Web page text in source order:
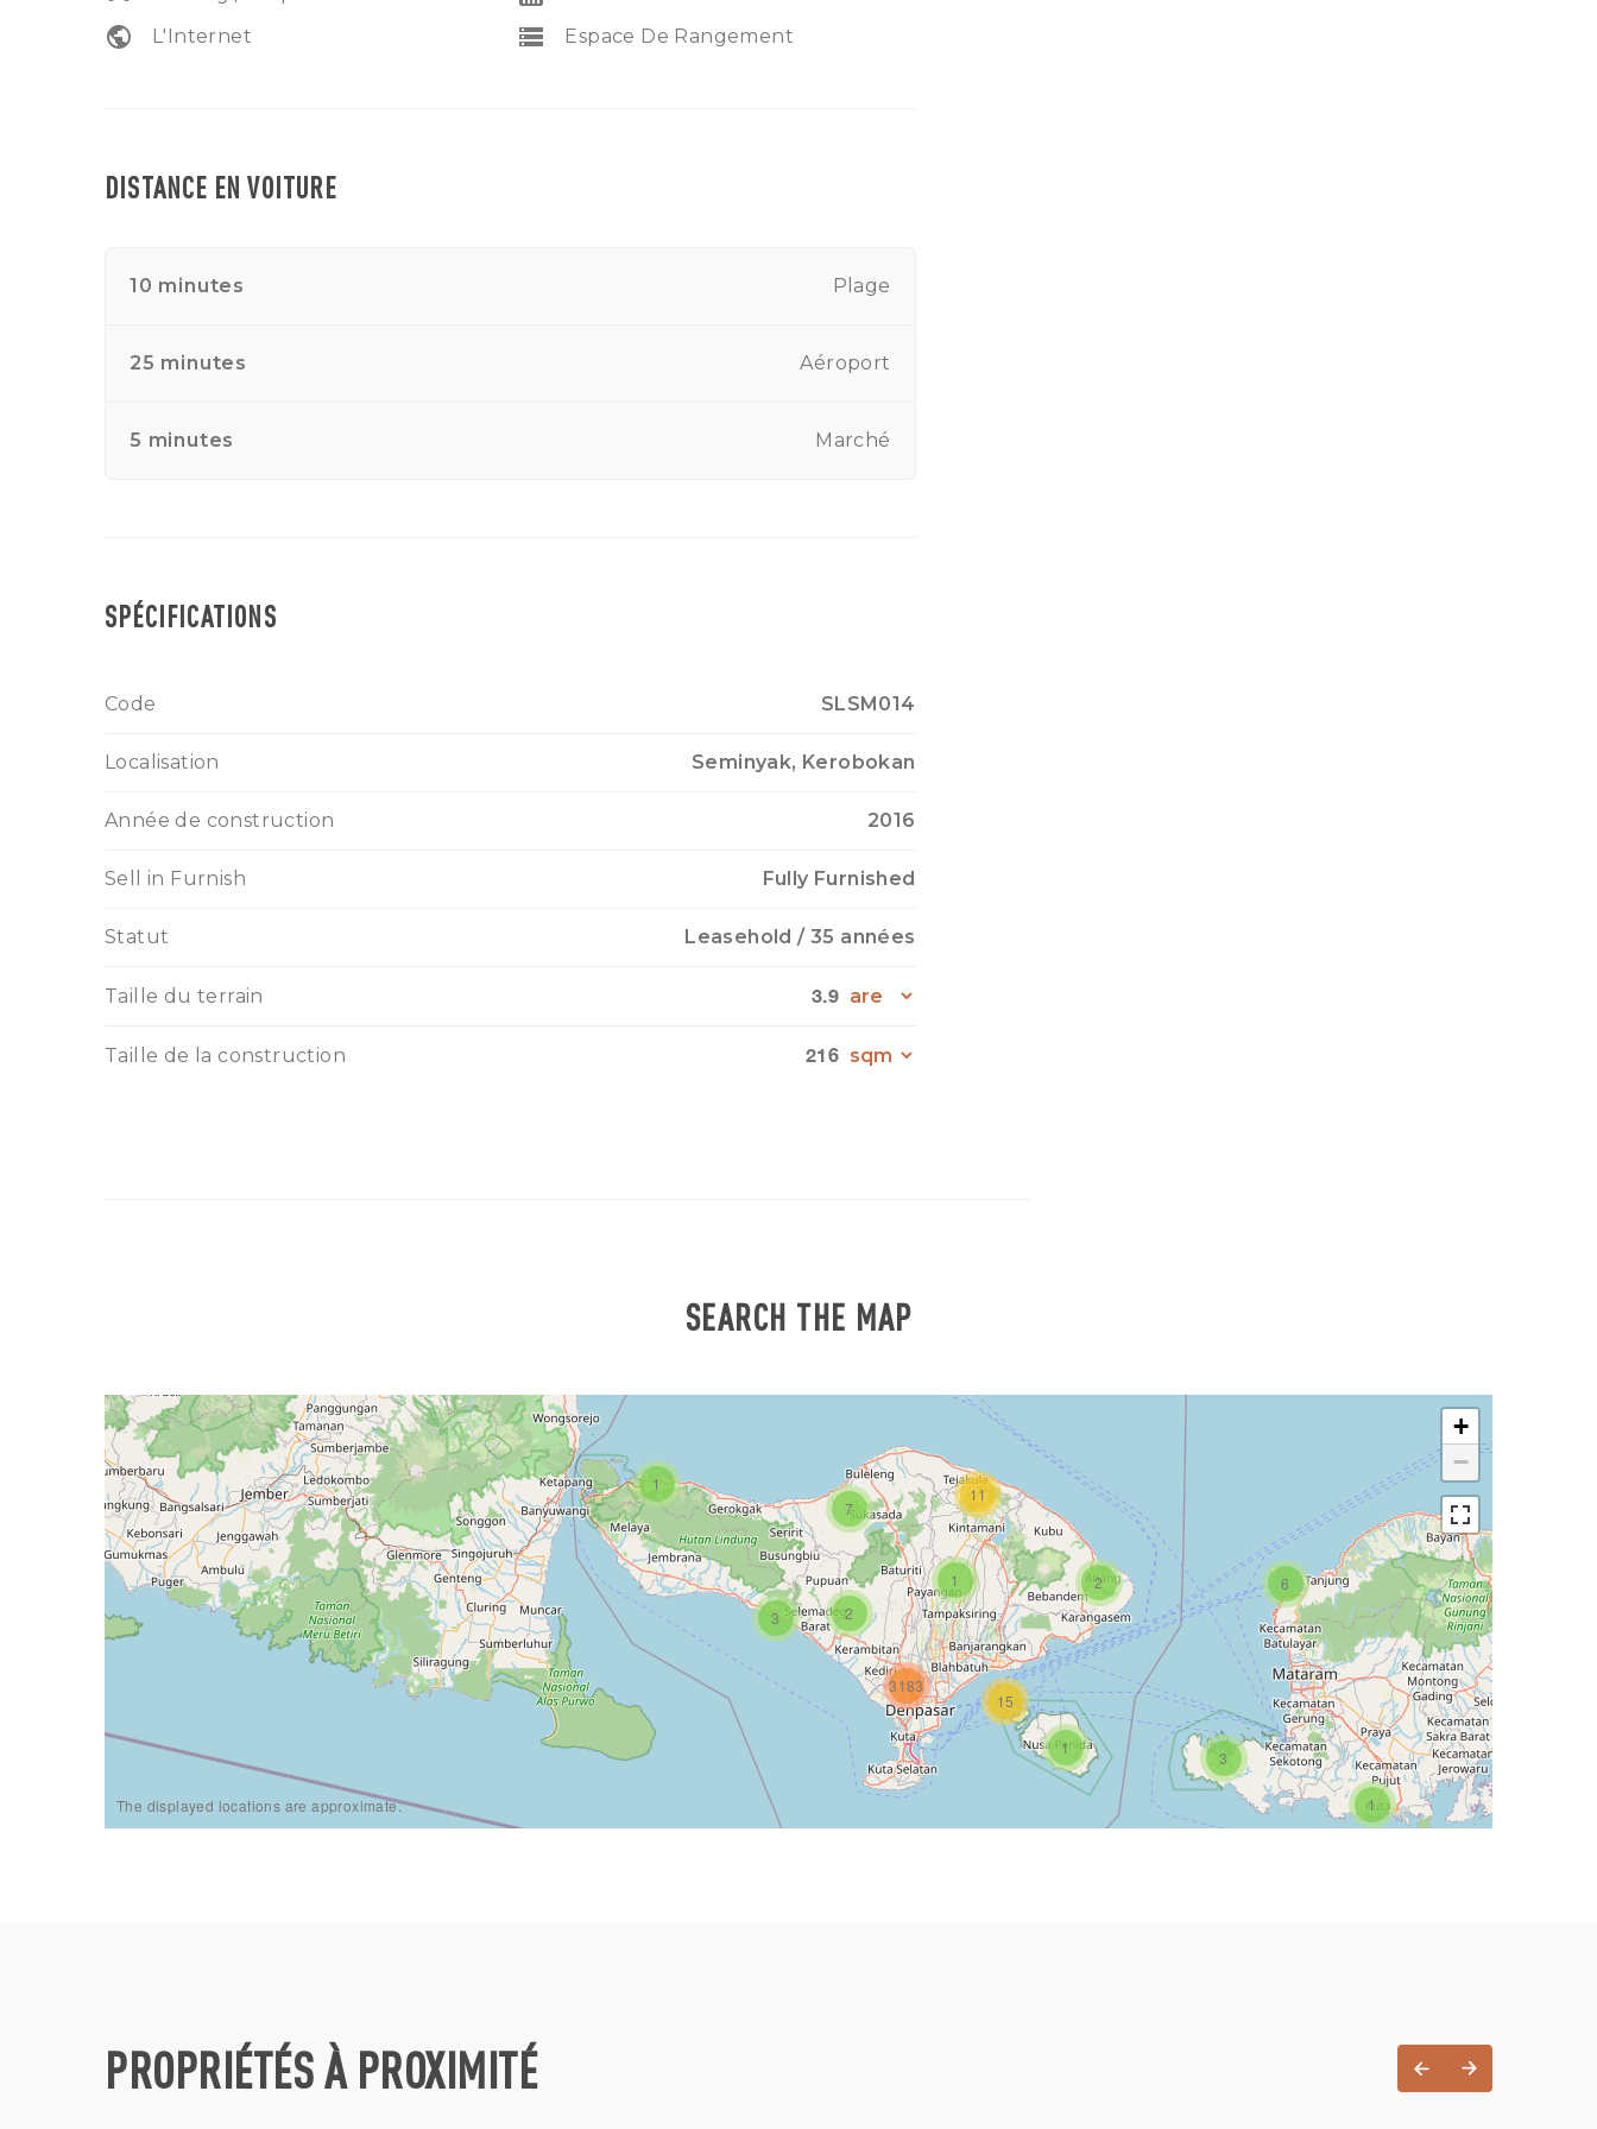
public L'Internet storage Espace De Rangement
DISTANCE EN VOITURE
10 minutes Plage
25 minutes Aéroport
5 minutes Marché
SPÉCIFICATIONS
Code SLSM014
Localisation Seminyak, Kerobokan
Année de construction 2016
Sell in Furnish Fully Furnished
Statut Leasehold/ 35 années
Taille du terrain 3.9
Taille de la construction 216
SEARCH THE MAP
1
1
1
1
2
3
7
2
6
15
11
3
3183
+
−
The displayed locations are approximate.
PROPRIÉTÉS À PROXIMITÉ